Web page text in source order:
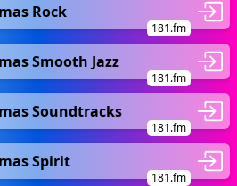
Rock
181.fm
Smooth Jazz
181.fm
Soundtracks
181.fm
Spirit
181.fm